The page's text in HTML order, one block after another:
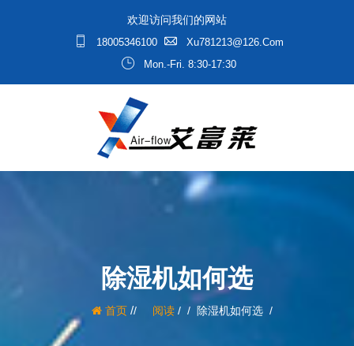
欢迎访问我们的网站
18005346100
Xu781213@126.com
Mon.-Fri. 8:30-17:30
除湿机如何选
首页/ 阅读/ 除湿机如何选